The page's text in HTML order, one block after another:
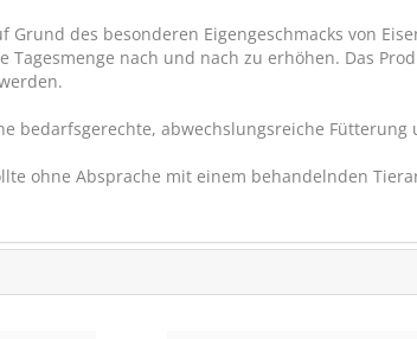
des besonderen Eigengeschmacks von
nach und nach zu erhöhen. Das
bedarfsgerechte, abwechslungsreiche Fütterung
ohne Absprache mit einem behandelnden